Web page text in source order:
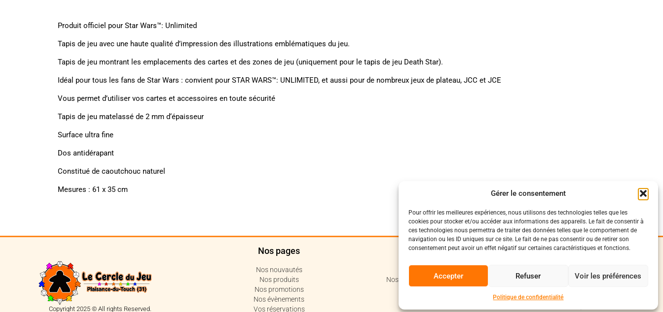
Gérer le consentement
Pour offrir les meilleures expériences, nous utilisons des technologies telles que les
cookies pour stocker et/ou accéder aux informations des appareils. Le fait de consentir à
ces technologies nous permettra de traiter des données telles que le comportement de
navigation ou les ID uniques sur ce site. Le fait de ne pas consentir ou de retirer son
consentement peut avoir un effet négatif sur certaines caractéristiques et fonctions.
Accepter Refuser Voir les préférences
Politique de confidentialité
Produit officiel pour Star Wars™: Unlimited
Tapis de jeu avec une haute qualité d’impression des illustrations emblématiques du jeu.
Tapis de jeu montrant les emplacements des cartes et des zones de jeu (uniquement pour le tapis de jeu Death Star).
Idéal pour tous les fans de Star Wars : convient pour STAR WARS™: UNLIMITED, et aussi pour de nombreux jeux de plateau, JCC et JCE
Vous permet d’utiliser vos cartes et accessoires en toute sécurité
Tapis de jeu matelassé de 2 mm d‘épaisseur
Surface ultra fine
Dos antidérapant
Constitué de caoutchouc naturel
Mesures : 61 x 35 cm
Copyright 2025 © All rights Reserved.
Nos pages
Nos nouvautés
Nos produits
Nos promotions
Nos évènements
Vos réservations
Politiques
Politique de confidentialité
Nos conditions de vente et livraison
Suivez-Nous
Facebook